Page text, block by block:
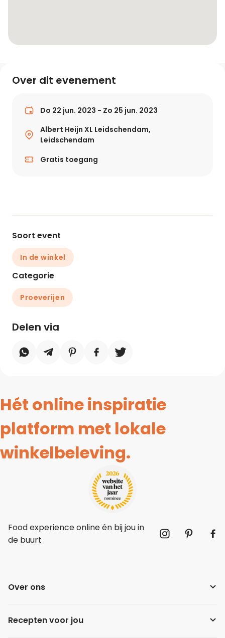
Over dit evenement
Do 22 jun. 2023 - Zo 25 jun. 2023
Albert Heijn XL Leidschendam,
Leidschendam
Gratis toegang
Soort event
In de winkel
Categorie
Proeverijen
Delen via
Hét online inspiratie
platform met lokale
winkelbeleving.
Food experience online én bij jou in
de buurt
Over ons
Recepten voor jou